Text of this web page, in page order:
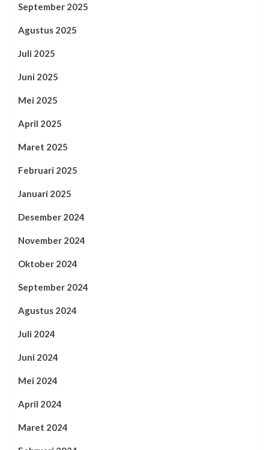
September 2025
Agustus 2025
Juli 2025
Juni 2025
Mei 2025
April 2025
Maret 2025
Februari 2025
Januari 2025
Desember 2024
November 2024
Oktober 2024
September 2024
Agustus 2024
Juli 2024
Juni 2024
Mei 2024
April 2024
Maret 2024